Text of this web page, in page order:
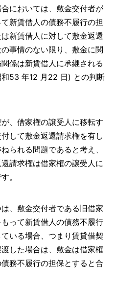
においては、敷金交付者が
新賃借人の債務不履行の担
新賃借人に対して敷金返還
事情のない限り、敷金に関
係は新賃借人に承継される
53 年12 月22 日) との判断
、借家権の譲受人に移転す
して敷金返還請求権を有し
られる問題であると考え、
請求権は借家権の譲受人に
。
、敷金交付者である旧借家
って新賃借人の債務不履行
いる場合、つまり賃貸借契
した場合は、敷金は借家権
務不履行の担保とすると合